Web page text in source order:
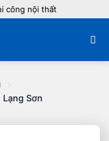
công nội thất
Lạng Sơn